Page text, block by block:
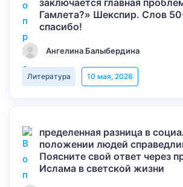
заключается главная
Гамлета?» Шекспир. Слов
спасибо!
Ангелина Балыбердина
Литература 10 мая, 2026
пределенная разница в
положении людей
Поясните свой ответ через
Ислама в светской жизни